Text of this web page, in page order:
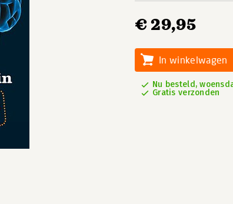
€ 29,95
In winkelwagen
Nu besteld,
Gratis verzonden